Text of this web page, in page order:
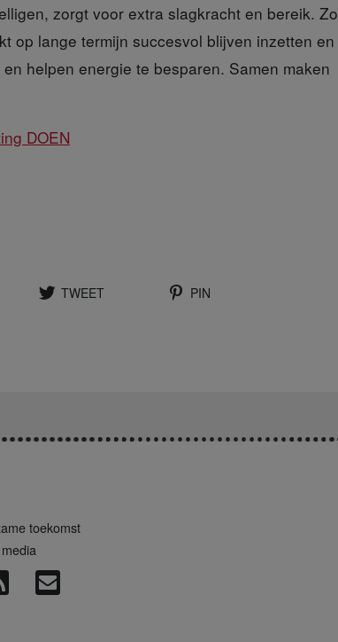
zorgt voor extra slagkracht en bereik. Zo
op lange termijn succesvol blijven inzetten en
helpen energie te besparen. Samen maken
DOEN
TWEET PIN
toekomst